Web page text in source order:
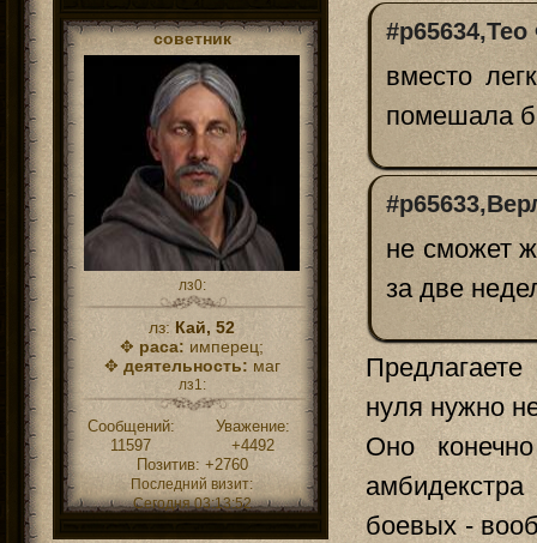
советник
лз0:
лз: Кай, 52
✥ раса: имперец;
✥ деятельность: маг
лз1:
Сообщений:
11597
Уважение:
+4492
Позитив: +2760
Последний визит:
Сегодня 03:13:52
вместо
помешала
не сможет
за две
нуля нужно
Оно
боевых -